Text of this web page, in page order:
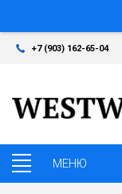
+7 (903) 162-65-04